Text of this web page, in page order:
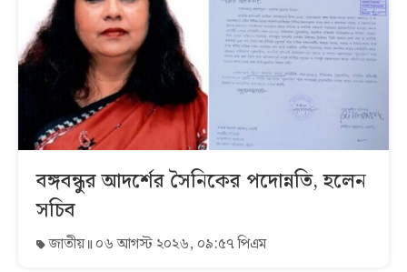
বঙ্গবন্ধুর আদর্শের সৈনিকের পদোন্নতি, হলেন
সচিব
জাতীয় ০৬ আগস্ট ২০২৬, ০৯:৫৭ পিএম